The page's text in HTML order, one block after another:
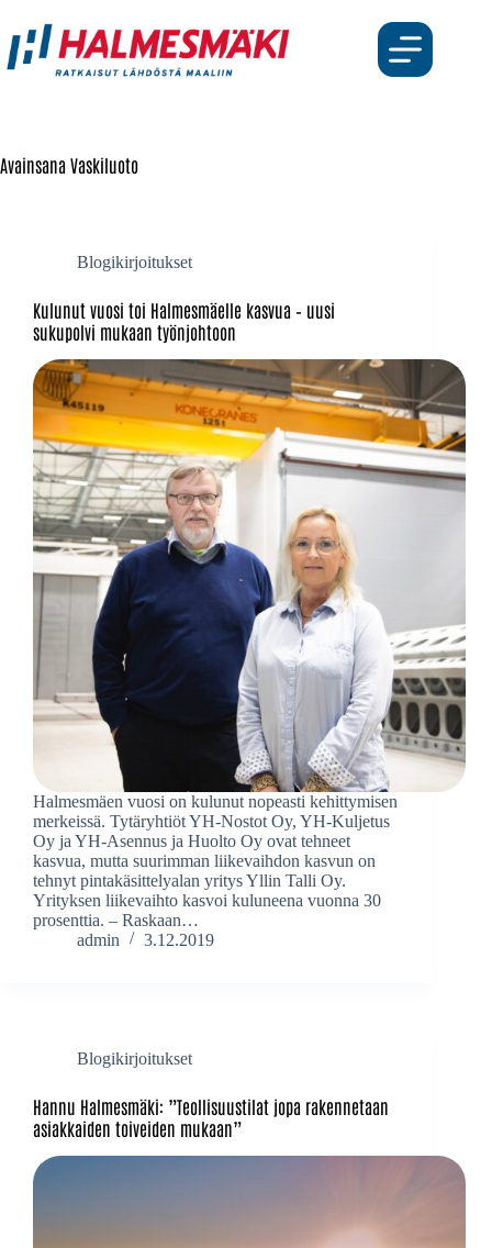
Avainsana Vaskiluoto
Blogikirjoitukset
Kulunut vuosi toi Halmesmäelle kasvua – uusi
sukupolvi mukaan työnjohtoon
Halmesmäen vuosi on kulunut nopeasti kehittymisen
merkeissä. Tytäryhtiöt YH-Nostot Oy, YH-Kuljetus
Oy ja YH-Asennus ja Huolto Oy ovat tehneet
kasvua, mutta suurimman liikevaihdon kasvun on
tehnyt pintakäsittelyalan yritys Yllin Talli Oy.
Yrityksen liikevaihto kasvoi kuluneena vuonna 30
prosenttia. – Raskaan…
admin
3.12.2019
Blogikirjoitukset
Hannu Halmesmäki: ”Teollisuustilat jopa rakennetaan
asiakkaiden toiveiden mukaan”